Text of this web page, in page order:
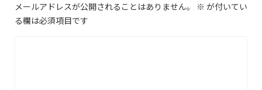
メールアドレスが公開されることはありません。 ※ が付いてい
る欄は必須項目です